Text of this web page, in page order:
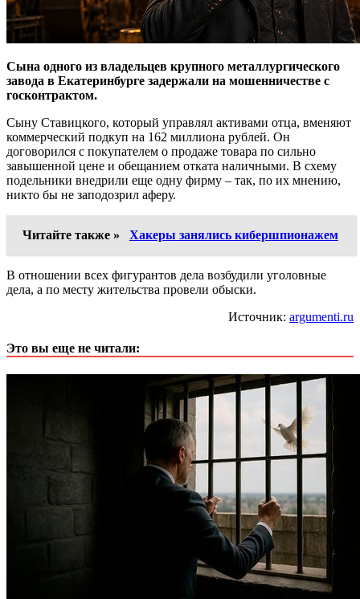
Сына одного из владельцев крупного металлургического
завода в Екатеринбурге задержали на мошенничестве с
госконтрактом.
Сыну Ставицкого, который управлял активами отца, вменяют
коммерческий подкуп на 162 миллиона рублей. Он
договорился с покупателем о продаже товара по сильно
завышенной цене и обещанием отката наличными. В схему
подельники внедрили еще одну фирму – так, по их мнению,
никто бы не заподозрил аферу.
Читайте также » Хакеры занялись кибершпионажем
В отношении всех фигурантов дела возбудили уголовные
дела, а по месту жительства провели обыски.
Источник: argumenti.ru
Это вы еще не читали: